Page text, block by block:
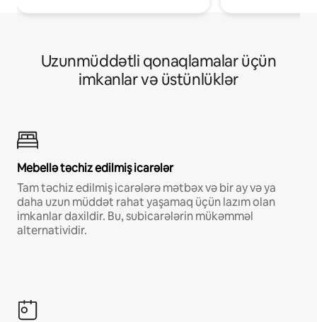
Uzunmüddətli qonaqlamalar üçün
imkanlar və üstünlüklər
Mebellə təchiz edilmiş icarələr
Tam təchiz edilmiş icarələrə mətbəx və bir ay və ya
daha uzun müddət rahat yaşamaq üçün lazım olan
imkanlar daxildir. Bu, subicarələrin mükəmməl
alternatividir.